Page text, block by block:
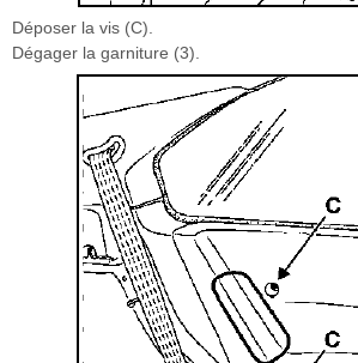
Déposer la vis (C).
Dégager la garniture (3).